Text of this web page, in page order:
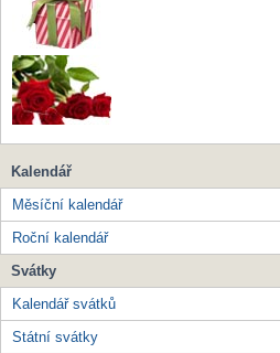
Kalendář
Měsíční kalendář
Roční kalendář
Svátky
Kalendář svátků
Státní svátky